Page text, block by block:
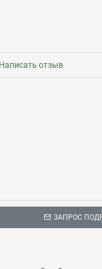
Написать отзыв
ЗАПРОС